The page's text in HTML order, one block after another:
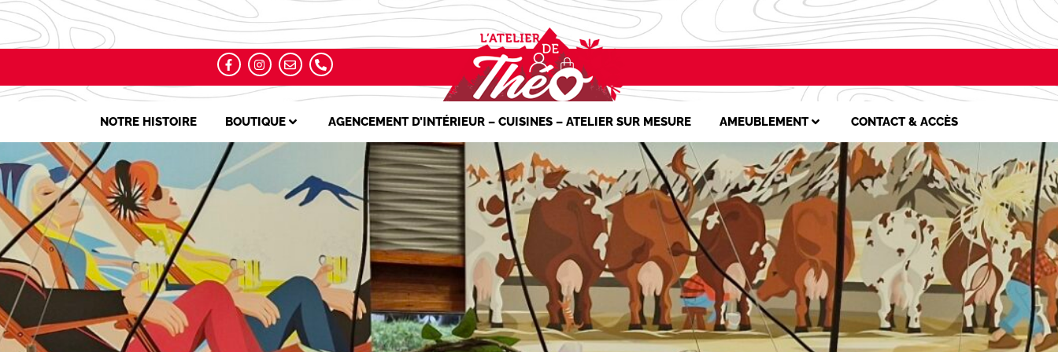
NOTRE HISTOIRE BOUTIQUE AGENCEMENT D’INTÉRIEUR – CUISINES – ATELIER SUR MESURE AMEUBLEMENT CONTACT & ACCÈS